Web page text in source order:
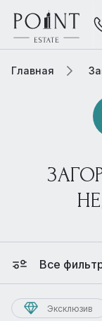
Главная
Все
Эксклюзив